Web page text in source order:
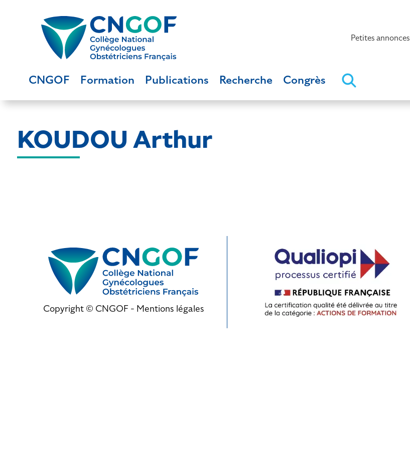
Petites annonces
CNGOF Formation Publications Recherche Congrès
KOUDOU Arthur
Copyright © CNGOF - Mentions légales